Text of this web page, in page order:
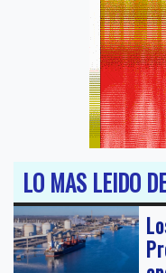
LO MAS LEIDO